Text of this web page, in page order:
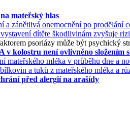
mateřský hlas
a zánětlivá onemocnění po prodělání
dítěte škodlivinám zvyšuje
psoriázy může být psychický
v kolostru není ovlivněno složením
mateřského mléka v průběhu dne a
a tuků z mateřského mléka a
před alergií na arašídy